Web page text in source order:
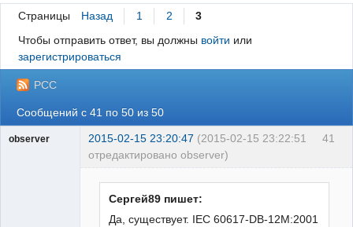
Страницы Назад 1 2
3
Чтобы отправить ответ, вы должны войти или
зарегистрироваться
РСС
Сообщений с 41 по 50 из 50
41
observer 2015-02-15 23:20:47 (2015-02-15 23:22:51
отредактировано observer)
Сергей89 пишет:
Да, существует. IEC 60617-DB-12M:2001